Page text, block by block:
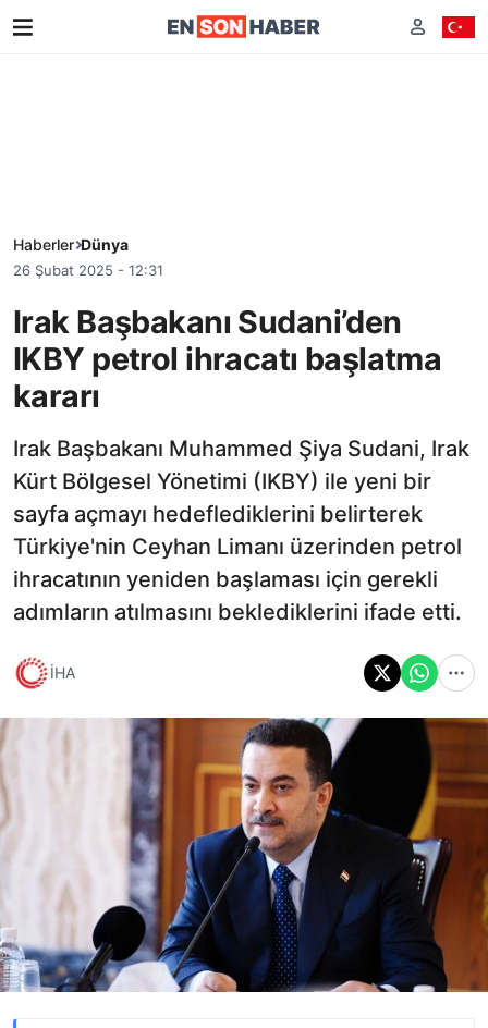
Haberler Dünya
26 Şubat 2025 - 12:31
Irak Başbakanı Sudani’den
IKBY petrol ihracatı başlatma
kararı
Irak Başbakanı Muhammed Şiya Sudani, Irak
Kürt Bölgesel Yönetimi (IKBY) ile yeni bir
sayfa açmayı hedeflediklerini belirterek
Türkiye'nin Ceyhan Limanı üzerinden petrol
ihracatının yeniden başlaması için gerekli
adımların atılmasını beklediklerini ifade etti.
İHA